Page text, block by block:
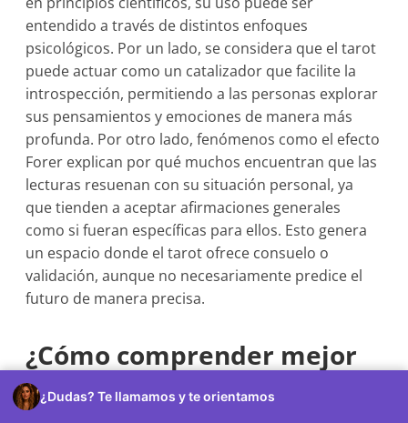
entendido a través de distintos enfoques
psicológicos. Por un lado, se considera que el tarot
puede actuar como un catalizador que facilite la
introspección, permitiendo a las personas explorar
sus pensamientos y emociones de manera más
profunda. Por otro lado, fenómenos como el efecto
Forer explican por qué muchos encuentran que las
lecturas resuenan con su situación personal, ya
que tienden a aceptar afirmaciones generales
como si fueran específicas para ellos. Esto genera
un espacio donde el tarot ofrece consuelo o
validación, aunque no necesariamente predice el
futuro de manera precisa.
¿Cómo comprender mejor
la lectura de cartas?
¿Dudas? Te llamamos y te orientamos